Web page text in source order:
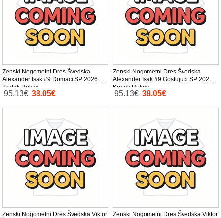
Zenski Nogometni Dres Švedska
Alexander Isak #9 Domaci SP 2026
Kratak Rukav
95.13€ 38.05€
Zenski Nogometni Dres Švedska
Alexander Isak #9 Gostujuci SP 2026
Kratak Rukav
95.13€ 38.05€
Zenski Nogometni Dres Švedska Viktor
Zenski Nogometni Dres Švedska Viktor